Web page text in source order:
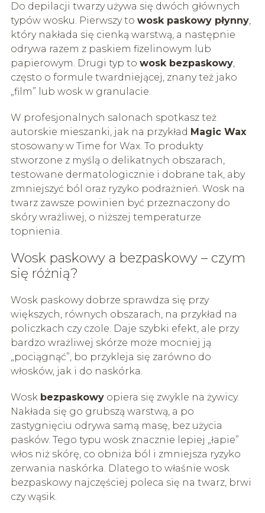
Do depilacji twarzy używa się dwóch głównych
typów wosku. Pierwszy to wosk paskowy płynny,
który nakłada się cienką warstwą, a następnie
odrywa razem z paskiem fizelinowym lub
papierowym. Drugi typ to wosk bezpaskowy,
często o formule twardniejącej, znany też jako
„film” lub wosk w granulacie.
W profesjonalnych salonach spotkasz też
autorskie mieszanki, jak na przykład Magic Wax
stosowany w Time for Wax. To produkty
stworzone z myślą o delikatnych obszarach,
testowane dermatologicznie i dobrane tak, aby
zmniejszyć ból oraz ryzyko podrażnień. Wosk na
twarz zawsze powinien być przeznaczony do
skóry wrażliwej, o niższej temperaturze
topnienia.
Wosk paskowy a bezpaskowy – czym
się różnią?
Wosk paskowy dobrze sprawdza się przy
większych, równych obszarach, na przykład na
policzkach czy czole. Daje szybki efekt, ale przy
bardzo wrażliwej skórze może mocniej ją
„pociągnąć”, bo przykleja się zarówno do
włosków, jak i do naskórka.
Wosk bezpaskowyopiera się zwykle na żywicy.
Nakłada się go grubszą warstwą, a po
zastygnięciu odrywa samą masę, bez użycia
pasków. Tego typu wosk znacznie lepiej „łapie”
włos niż skórę, co obniża ból i zmniejsza ryzyko
zerwania naskórka. Dlatego to właśnie wosk
bezpaskowy najczęściej poleca się na twarz, brwi
czy wąsik.